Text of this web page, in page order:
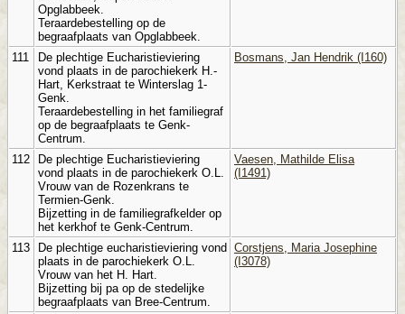
Opglabbeek.
Teraardebestelling op de
begraafplaats van Opglabbeek.
111
De plechtige Eucharistieviering
vond plaats in de parochiekerk H.-
Hart, Kerkstraat te Winterslag 1-
Genk.
Teraardebestelling in het familiegraf
op de begraafplaats te Genk-
Centrum.
Bosmans, Jan Hendrik (I160)
112
De plechtige Eucharistieviering
vond plaats in de parochiekerk O.L.
Vrouw van de Rozenkrans te
Termien-Genk.
Bijzetting in de familiegrafkelder op
het kerkhof te Genk-Centrum.
Vaesen, Mathilde Elisa
(I1491)
113
De plechtige eucharistieviering vond
plaats in de parochiekerk O.L.
Vrouw van het H. Hart.
Bijzetting bij pa op de stedelijke
begraafplaats van Bree-Centrum.
Corstjens, Maria Josephine
(I3078)